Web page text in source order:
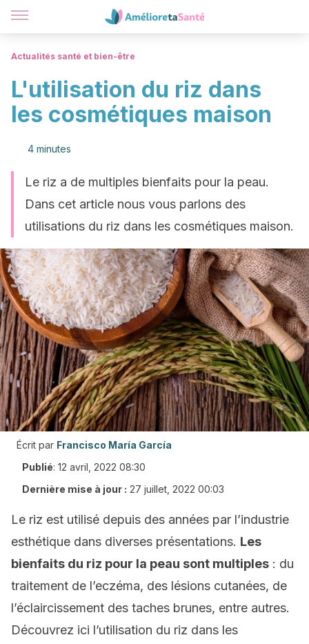
Actualités santé et bien-être
L'utilisation du riz dans
les cosmétiques maison
4 minutes
Le riz a de multiples bienfaits pour la peau.
Dans cet article nous vous parlons des
utilisations du riz dans les cosmétiques maison.
Écrit par Francisco María García
Publié: 12 avril, 2022 08:30
Dernière mise à jour : 27 juillet, 2022 00:03
Le riz est utilisé depuis des années par l’industrie
esthétique dans diverses présentations. Les
bienfaits du riz pour la peau sont multiples : du
traitement de l’eczéma, des lésions cutanées, de
l’éclaircissement des taches brunes, entre autres.
Découvrez ici l’utilisation du riz dans les